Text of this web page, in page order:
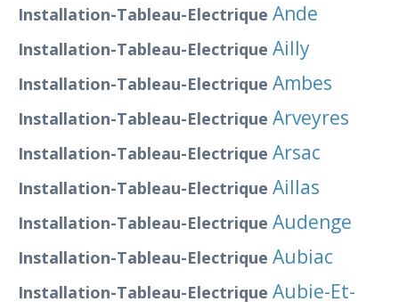
Installation-Tableau-Electrique Ande
Installation-Tableau-Electrique Ailly
Installation-Tableau-Electrique Ambes
Installation-Tableau-Electrique Arveyres
Installation-Tableau-Electrique Arsac
Installation-Tableau-Electrique Aillas
Installation-Tableau-Electrique Audenge
Installation-Tableau-Electrique Aubiac
Installation-Tableau-Electrique Aubie-Et-